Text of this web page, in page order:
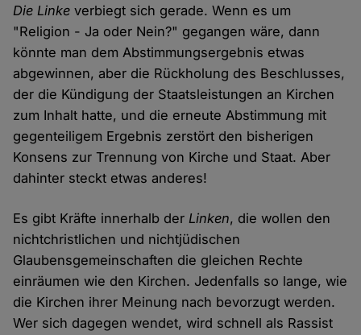
Die Linke verbiegt sich gerade. Wenn es um
"Religion - Ja oder Nein?" gegangen wäre, dann
könnte man dem Abstimmungsergebnis etwas
abgewinnen, aber die Rückholung des Beschlusses,
der die Kündigung der Staatsleistungen an Kirchen
zum Inhalt hatte, und die erneute Abstimmung mit
gegenteiligem Ergebnis zerstört den bisherigen
Konsens zur Trennung von Kirche und Staat. Aber
dahinter steckt etwas anderes!
Es gibt Kräfte innerhalb derLinken, die wollen den
nichtchristlichen und nichtjüdischen
Glaubensgemeinschaften die gleichen Rechte
einräumen wie den Kirchen. Jedenfalls so lange, wie
die Kirchen ihrer Meinung nach bevorzugt werden.
Wer sich dagegen wendet, wird schnell als Rassist